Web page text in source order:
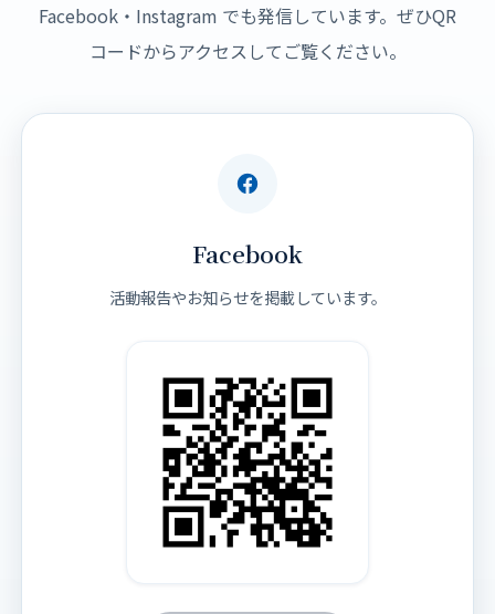
Facebook・Instagram でも発信しています。ぜひQR
コードからアクセスしてご覧ください。
Facebook
活動報告やお知らせを掲載しています。